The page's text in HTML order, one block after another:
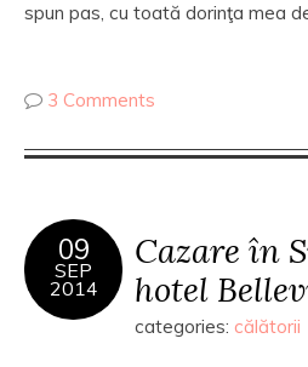
spun pas, cu toată dorinţa mea
3 Comments
09
SEP
2014
Cazare în
hotel
categories: călătorii